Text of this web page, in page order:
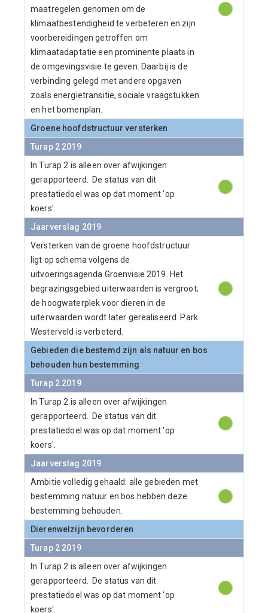
maatregelen genomen om de
klimaatbestendigheid te verbeteren en zijn
voorbereidingen getroffen om
klimaatadaptatie een prominente plaats in
de omgevingsvisie te geven. Daarbij is de
verbinding gelegd met andere opgaven
zoals energietransitie, sociale vraagstukken
en het bomenplan.
Groene hoofdstructuur versterken
Turap 2 2019
In Turap 2 is alleen over afwijkingen
gerapporteerd. De status van dit
prestatiedoel was op dat moment 'op
koers'.
Jaarverslag 2019
Versterken van de groene hoofdstructuur
ligt op schema volgens de
uitvoeringsagenda Groenvisie 2019. Het
begrazingsgebied uiterwaarden is vergroot;
de hoogwaterplek voor dieren in de
uiterwaarden wordt later gerealiseerd. Park
Westerveld is verbeterd.
Gebieden die bestemd zijn als natuur en bos
behouden hun bestemming
Turap 2 2019
In Turap 2 is alleen over afwijkingen
gerapporteerd. De status van dit
prestatiedoel was op dat moment 'op
koers'.
Jaarverslag 2019
Ambitie volledig gehaald: alle gebieden met
bestemming natuur en bos hebben deze
bestemming behouden.
Dierenwelzijn bevorderen
Turap 2 2019
In Turap 2 is alleen over afwijkingen
gerapporteerd. De status van dit
prestatiedoel was op dat moment 'op
koers'.